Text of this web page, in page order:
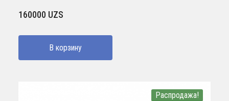
160000 UZS
В корзину
Распродажа!